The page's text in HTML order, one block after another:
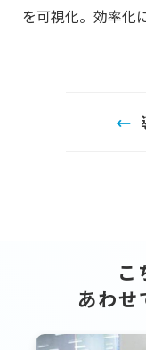
を可視化。効率化
こ
あわせ